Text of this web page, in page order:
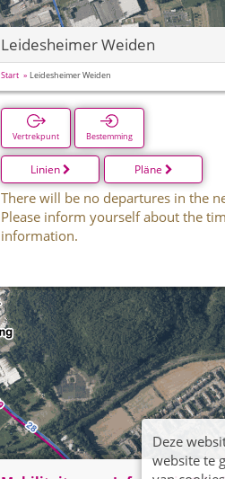
Leidesheimer Weiden
Start Leidesheimer Weiden
Vertrekpunt Bestemming
Linien Pläne
There will be no departures in the
Please inform yourself about the
information.
Deze
website te